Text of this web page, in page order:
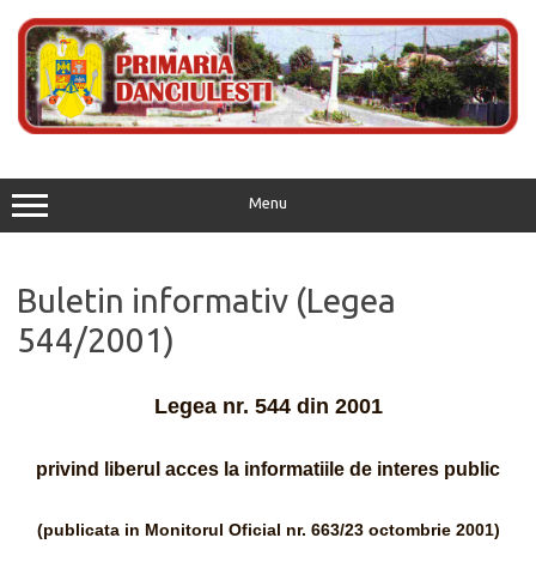
content
Menu
Buletin informativ (Legea
544/2001)
Legea nr. 544 din 2001
privind liberul acces la informatiile de interes public
(publicata in Monitorul Oficial nr. 663/23 octombrie 2001)